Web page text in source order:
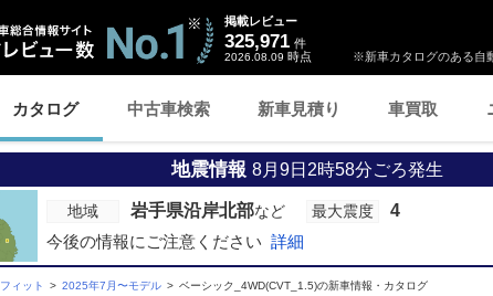
※新車カタログのある自
掲載レビュー
325,971 件
2026.08.09 時点
カタログ 中古車検索 新車見積り 車買取
地震情報 8月9日2時58分ごろ発生
地域 岩手県沿岸北部など 最大震度
4
今後の情報にご注意ください 詳細
フィット 2025年7月〜モデル ベーシック_4WD(CVT_1.5)の新車情報・カタログ